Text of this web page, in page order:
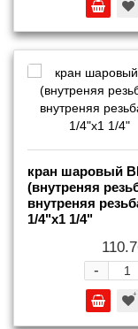
кран шаровый
(внутреняя
внутреняя
1/4"х1 1/4"
-